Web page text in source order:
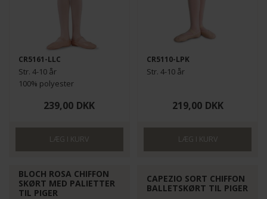
CR5161-LLC
Str. 4-10 år
100% polyester
239,00 DKK
CR5110-LPK
Str. 4-10 år
219,00 DKK
BLOCH ROSA CHIFFON
SKØRT MED PALIETTER
TIL PIGER
CAPEZIO SORT CHIFFON
BALLETSKØRT TIL PIGER